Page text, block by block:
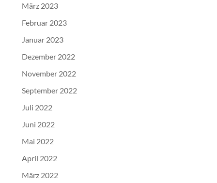
März 2023
Februar 2023
Januar 2023
Dezember 2022
November 2022
September 2022
Juli 2022
Juni 2022
Mai 2022
April 2022
März 2022